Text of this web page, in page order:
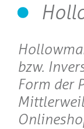
bzw.
Form der